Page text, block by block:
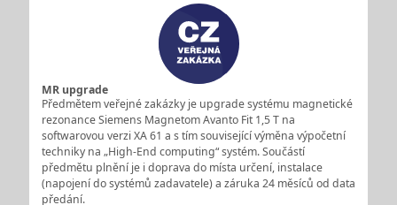
MR upgrade
Předmětem veřejné zakázky je upgrade systému magnetické
rezonance Siemens Magnetom Avanto Fit 1,5 T na
softwarovou verzi XA 61 a s tím související výměna výpočetní
techniky na „High-End computing“ systém. Součástí
předmětu plnění je i doprava do místa určení, instalace
(napojení do systémů zadavatele) a záruka 24 měsíců od data
předání.